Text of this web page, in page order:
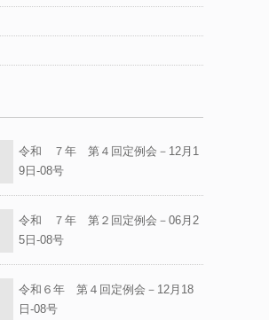
令和 ７年 第４回定例会－12月1
9日-08号
令和 ７年 第２回定例会－06月2
5日-08号
令和６年 第４回定例会－12月18
日-08号